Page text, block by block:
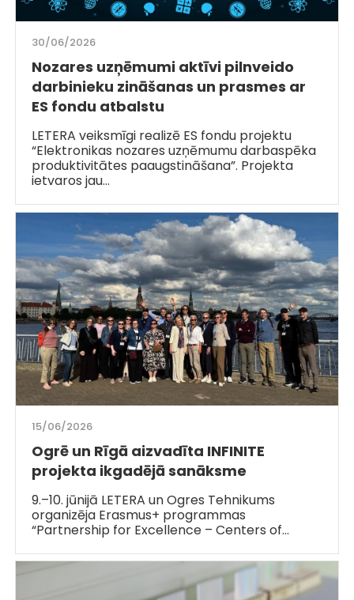
30/06/2026
Nozares uzņēmumi aktīvi pilnveido
darbinieku zināšanas un prasmes ar
ES fondu atbalstu
LETERA veiksmīgi realizē ES fondu projektu
“Elektronikas nozares uzņēmumu darbaspēka
produktivitātes paaugstināšana”. Projekta
ietvaros jau…
15/06/2026
Ogrē un Rīgā aizvadīta INFINITE
projekta ikgadējā sanāksme
9.–10. jūnijā LETERA un Ogres Tehnikums
organizēja Erasmus+ programmas
“Partnership for Excellence – Centers of…